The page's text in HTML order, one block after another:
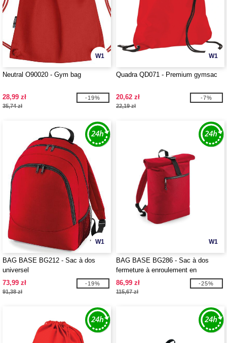
W1
Neutral O90020 - Gym bag
28,99 zł
35,74 zł
-19%
W1
Quadra QD071 - Premium gymsac
20,62 zł
22,19 zł
-7%
W1
BAG BASE BG212 - Sac à dos
universel
73,99 zł
91,38 zł
-19%
W1
BAG BASE BG286 - Sac à dos
fermeture à enroulement en
matériaux recyclés
86,99 zł
115,67 zł
-25%